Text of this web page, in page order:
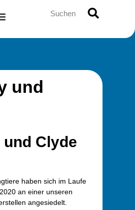
Suche
und
Clyde
haben sich im Laufe
an einer unseren
angesiedelt.